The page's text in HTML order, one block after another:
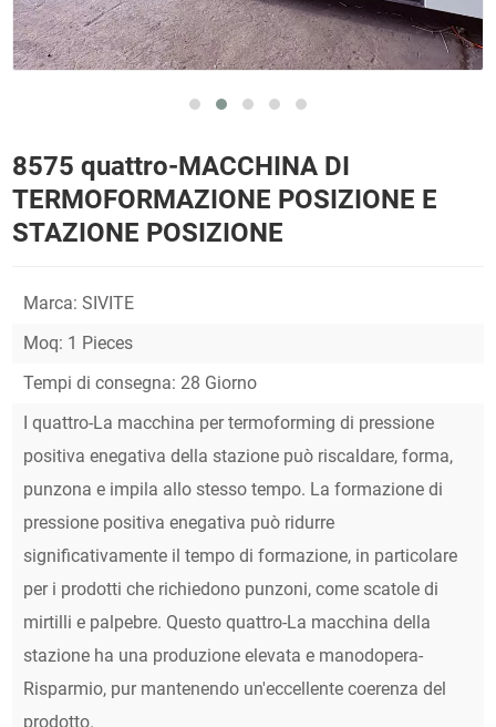
8575 quattro-MACCHINA DI
TERMOFORMAZIONE POSIZIONE E
STAZIONE POSIZIONE
Marca: SIVITE
Moq: 1 Pieces
Tempi di consegna: 28 Giorno
I quattro-La macchina per termoforming di pressione
positiva enegativa della stazione può riscaldare, forma,
punzona e impila allo stesso tempo. La formazione di
pressione positiva enegativa può ridurre
significativamente il tempo di formazione, in particolare
per i prodotti che richiedono punzoni, come scatole di
mirtilli e palpebre. Questo quattro-La macchina della
stazione ha una produzione elevata e manodopera-
Risparmio, pur mantenendo un'eccellente coerenza del
prodotto.